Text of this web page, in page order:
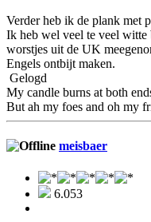
Verder heb ik de plank met
Ik heb wel veel te veel witte
worstjes uit de UK
Engels ontbijt maken.
Gelogd
My candle burns at both
But ah my foes and oh my
meisbaer
6.053